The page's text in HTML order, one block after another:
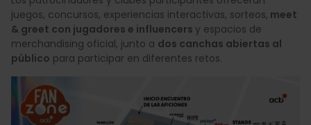
juegos, concursos, experiencias interactivas, sorteos, meet
& greet con jugadores e influencers y espacios de
merchandising oficial, junto a dos canchas abiertas al
público para participar en diferentes retos.